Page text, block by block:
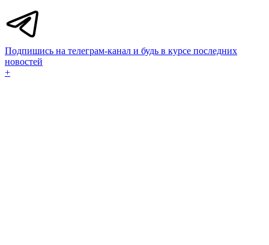
Подпишись на телеграм-канал и будь в курсе последних
новостей
+